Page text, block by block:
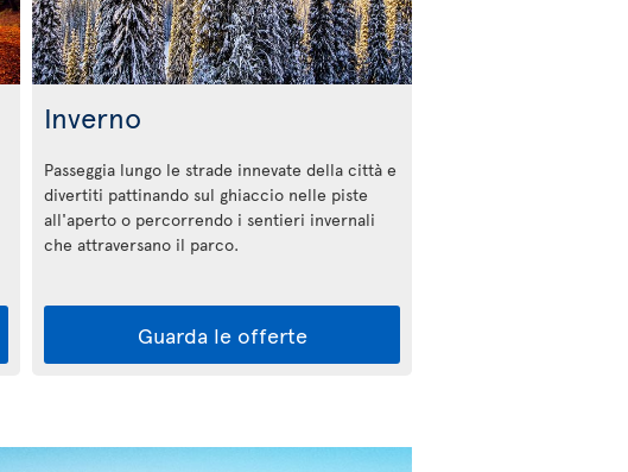
Inverno
Passeggia lungo le strade innevate della città e
divertiti pattinando sul ghiaccio nelle piste
all'aperto o percorrendo i sentieri invernali
che attraversano il parco.
Guarda le offerte